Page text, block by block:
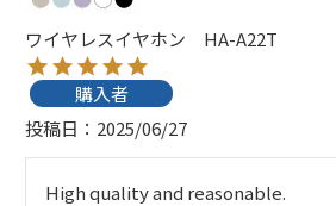
ワイヤレスイヤホン HA-A22T
購入者
投稿日
2025/06/27
High quality and reasonable.